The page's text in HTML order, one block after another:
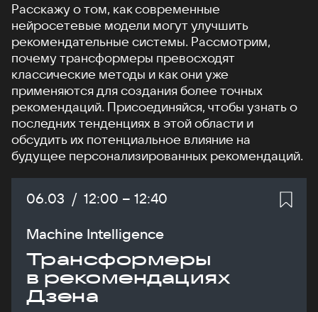
Расскажу о том, как современные
нейросетевые модели могут улучшить
рекомендательные системы. Рассмотрим,
почему трансформеры превосходят
классические методы и как они уже
применяются для создания более точных
рекомендаций. Присоединяйся, чтобы узнать о
последних тенденциях в этой области и
обсудить их потенциальное влияние на
будущее персонализированных рекомендаций.
Дата:
06.03 / Начало:
12:00 – Конец:
12:40
Machine Intelligence
Трансформеры
в рекомендациях
Дзена